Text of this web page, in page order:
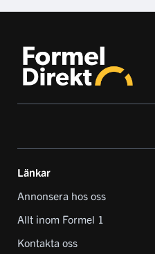
Länkar
Annonsera hos oss
Allt inom Formel 1
Kontakta oss